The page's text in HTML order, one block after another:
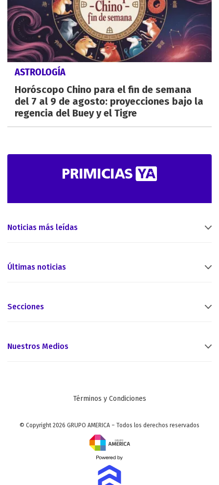
ASTROLOGÍA
Horóscopo Chino para el fin de semana
del 7 al 9 de agosto: proyecciones bajo la
regencia del Buey y el Tigre
Noticias más leídas
Últimas noticias
Secciones
Nuestros Medios
Términos y Condiciones
© Copyright 2026 GRUPO AMERICA – Todos los derechos reservados